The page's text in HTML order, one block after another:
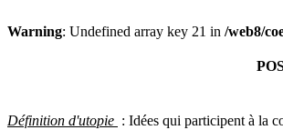
Warning: Undefined array key 21 in /web8/
Définition d'utopie : Idées qui participent à la